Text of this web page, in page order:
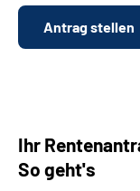
Antrag stellen
Ihr
So geht's